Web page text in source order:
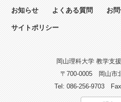
お知らせ よくある質問 お
サイトポリシー
岡山理科大学 教学支
〒700-0005
岡山市
Tel: 086-256-9703